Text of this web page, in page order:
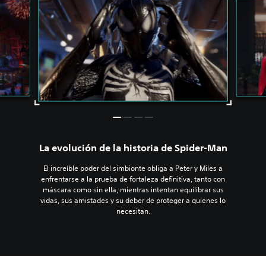
La evolución de la historia de Spider-Man
El increíble poder del simbionte obliga a Peter y Miles a
enfrentarse a la prueba de fortaleza definitiva, tanto con
máscara como sin ella, mientras intentan equilibrar sus
vidas, sus amistades y su deber de proteger a quienes lo
necesitan.